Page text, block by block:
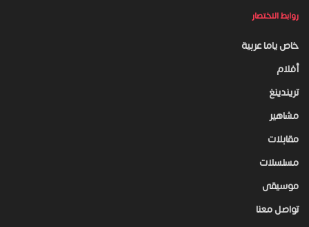
روابط الاختصار
خاص ياما عربية
أفلام
تريندينغ
مشاهير
مقابلات
مسلسلات
موسيقى
تواصل معنا